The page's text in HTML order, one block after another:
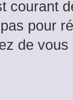
courant
pour
de